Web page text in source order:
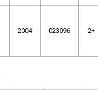
2004 023096 2+